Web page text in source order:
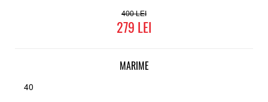
400
279
MARIME
40